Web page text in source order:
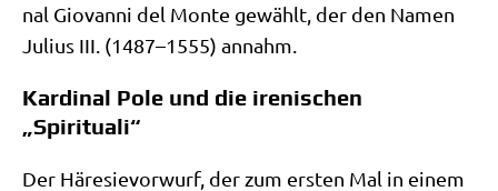
nal Gio­van­ni del Mon­te gewählt, der den Namen
Juli­us III. (1487–1555) annahm.
Kardinal Pole und die irenischen
„Spirituali“
Der Häre­sie­vor­wurf, der zum ersten Mal in einem